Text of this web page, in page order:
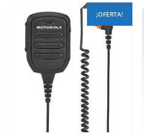
¡OFERTA!